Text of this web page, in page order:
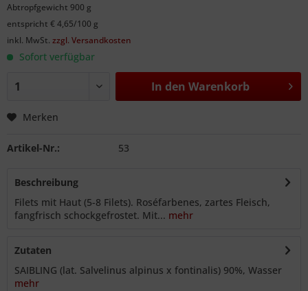
Abtropfgewicht 900 g
entspricht € 4,65/100 g
inkl. MwSt. zzgl. Versandkosten
Sofort verfügbar
In den Warenkorb
Merken
Artikel-Nr.: 53
Beschreibung
Filets mit Haut (5-8 Filets). Roséfarbenes, zartes Fleisch,
fangfrisch schockgefrostet. Mit... mehr
Zutaten
SAIBLING (lat. Salvelinus alpinus x fontinalis) 90%, Wasser
mehr